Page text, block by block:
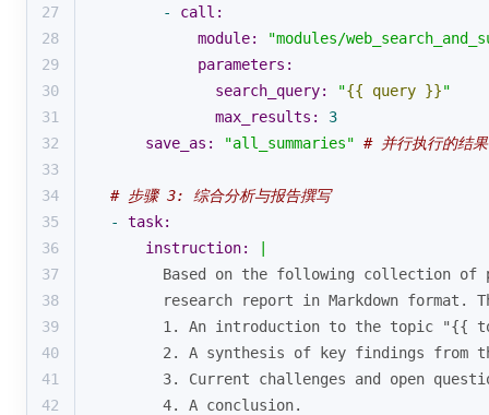
27
-
call:
28
module:
"modules/
29
parameters:
30
search_query: "{{ query }}"
31
max_results:
3
32
save_as: "all_summaries" # 并行执行的结
33
34
# 步骤 3: 综合分析与报告撰写
35
-
task:
36
instruction:
37
Based on the following collection
38
research report in Markdown format.
39
1. An introduction to the topic "{{
40
2. A synthesis of key findings from
41
3. Current challenges and open
42
        4. A conclusion.